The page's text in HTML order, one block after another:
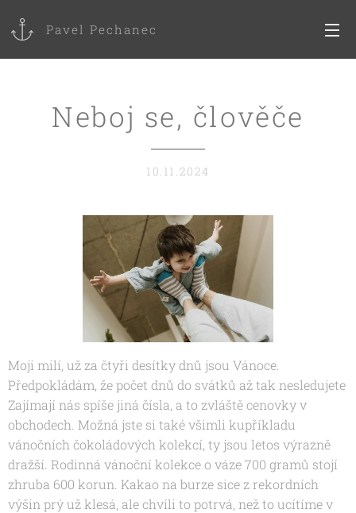
Pavel Pechanec
Neboj se, člověče
10.11.2024
Moji milí, už za čtyři desítky dnů jsou Vánoce.
Předpokládám, že počet dnů do svátků až tak nesledujete
Zajímají nás spíše jiná čísla, a to zvláště cenovky v
obchodech. Možná jste si také všimli kupříkladu
vánočních čokoládových kolekcí, ty jsou letos výrazně
dražší. Rodinná vánoční kolekce o váze 700 gramů stojí
zhruba 600 korun. Kakao na burze sice z rekordních
výšin prý už klesá, ale chvíli to potrvá, než to ucítíme v